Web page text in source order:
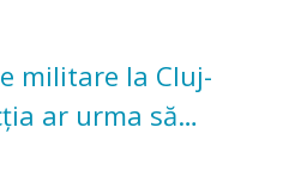
militare la Cluj-
ar urma să
acestui an